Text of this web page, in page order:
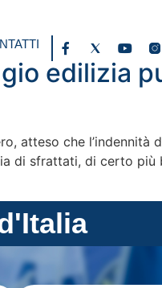
edilizia
atteso che l’indennità
di sfrattati, di certo più